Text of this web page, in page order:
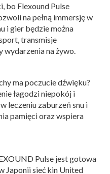
bo Flexound Pulse
na pełną immersję w
i gier będzie można
transmisje
na żywo.
ma poczucie dźwięku?
łagodzi niepokój i
leczeniu zaburzeń snu i
pamięci oraz wspiera
Pulse jest gotowa
Japonii sieć kin United